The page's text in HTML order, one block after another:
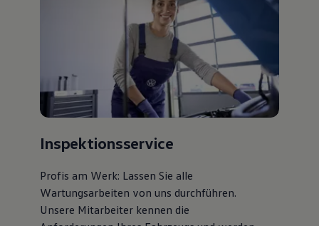
Inspektionsservice
Profis am Werk: Lassen Sie alle
Wartungsarbeiten von uns durchführen.
Unsere Mitarbeiter kennen die